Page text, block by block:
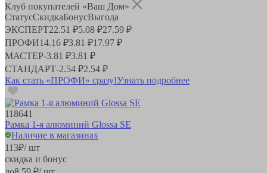
Клуб покупателей «Ваш Дом»
СтатусСкидкаБонусВыгода
ЭКСПЕРТ22.51 ₽5.08 ₽27.59 ₽
ПРОФИ14.16 ₽3.81 ₽17.97 ₽
МАСТЕР-3.81 ₽3.81 ₽
СТАНДАРТ-2.54 ₽2.54 ₽
Как стать «ПРОФИ» сразу!Узнать подробнее
118641
Рамка 1-я алюминий Glossa SE
Наличие в магазинах
113₽/ шт
скидка и бонус